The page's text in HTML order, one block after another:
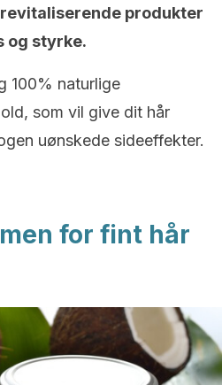
produkter
og styrke.
100% naturlige
som vil give dit hår
uønskede sideeffekter.
for fint hår